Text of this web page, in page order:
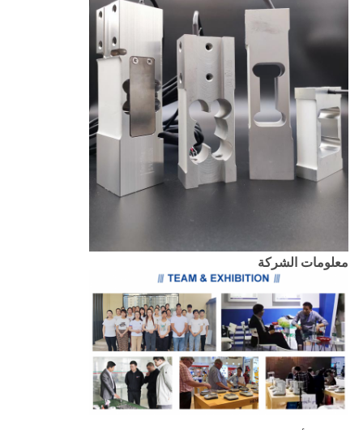
معلومات الشركة